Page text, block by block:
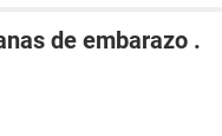
de embarazo .